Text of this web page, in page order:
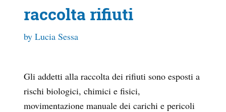
raccolta rifiuti
by Lucia Sessa
Gli addetti alla raccolta dei rifiuti sono esposti a
rischi biologici, chimici e fisici,
movimentazione manuale dei carichi e pericoli